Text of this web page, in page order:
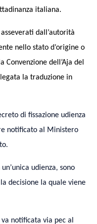
italiana.
asseverati dall’autorità
nello stato d’origine o
dell’Aja del
la traduzione in
di fissazione udienza
notificato al Ministero
udienza, sono
decisione la quale viene
notificata via pec al